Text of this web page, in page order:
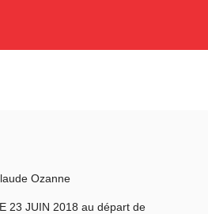
Ozanne
23 JUIN 2018 au départ de